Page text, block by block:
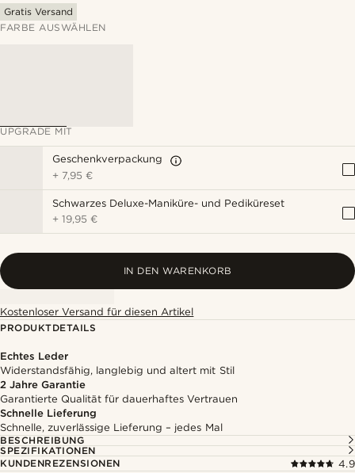
Gratis Versand
FARBE AUSWÄHLEN
UPGRADE MIT
Geschenkverpackung
+ 7,95 €
Schwarzes Deluxe-Maniküre- und Pediküreset
+19,95 €
IN DEN WARENKORB
Kostenloser Versand für diesen Artikel
PRODUKTDETAILS
Echtes Leder
Widerstandsfähig, langlebig und altert mit Stil
2 Jahre Garantie
Garantierte Qualität für dauerhaftes Vertrauen
Schnelle Lieferung
Schnelle, zuverlässige Lieferung – jedes Mal
BESCHREIBUNG
SPEZIFIKATIONEN
KUNDENREZENSIONEN
4.9